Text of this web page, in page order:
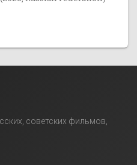
советских фильмов,